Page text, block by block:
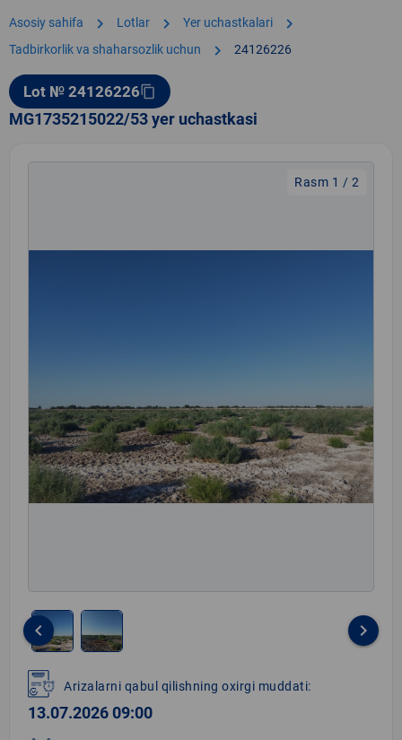
Asosiy sahifa chevron_right Lotlar chevron_right Yer uchastkalari chevron_right
Tadbirkorlik va shaharsozlik uchun chevron_right 24126226
Lot № 24126226content_copy
MG1735215022/53 yer uchastkasi
Rasm 1 / 2
1
of
2
keyboard_arrow_left keyboard_arrow_right
Arizalarni qabul qilishning oxirgi muddati:
13.07.2026 09:00